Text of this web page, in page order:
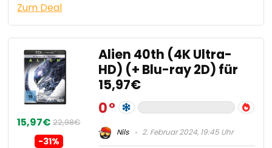
Zum Deal
15,97€ 22,98€
-31%
Alien 40th (4K Ultra-
HD) (+ Blu-ray 2D) für
15,97€
0
Nils 2. Februar 2024, 19:45 Uhr